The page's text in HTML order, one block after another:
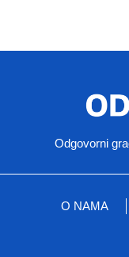
Odgovorni
O NAMA